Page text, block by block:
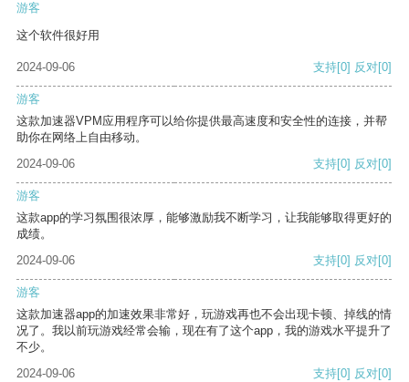
游客
这个软件很好用
2024-09-06 支持[0] 反对[0]
游客
这款加速器VPM应用程序可以给你提供最高速度和安全性的连接，并帮
助你在网络上自由移动。
2024-09-06
支持[0] 反对[0]
游客
这款app的学习氛围很浓厚，能够激励我不断学习，让我能够取得更好的
成绩。
2024-09-06
支持[0] 反对[0]
游客
这款加速器app的加速效果非常好，玩游戏再也不会出现卡顿、掉线的情
况了。我以前玩游戏经常会输，现在有了这个app，我的游戏水平提升了
不少。
2024-09-06
支持[0] 反对[0]